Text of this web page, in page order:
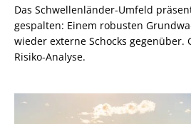
Das Schwellenländer-Umfeld
gespalten: Einem robusten
wieder externe Schocks
Risiko-Analyse.